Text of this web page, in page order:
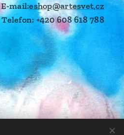
E-mail:eshop@artesvet,cz
Telefon: +420 608 618 788